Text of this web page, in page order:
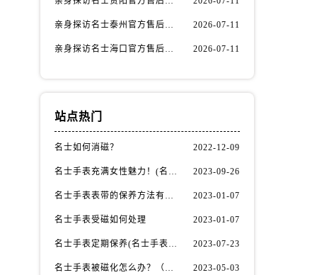
亲身探访名士泰州官方售后服务中心｜最新网点地址及热线（2026年7月最新） 2026-07-11
亲身探访名士海口官方售后服务中心｜全部地址与售后电话（2026年7月最新） 2026-07-11
站点热门
名士如何消磁？ 2022-12-09
名士手表充满女性魅力！(名士手表推荐！) 2023-09-26
名士手表表带的保养方法有哪些？ 2023-01-07
名士手表受磁如何处理 2023-01-07
名士手表定期保养(名士手表的保养方法) 2023-07-23
名士手表被磁化怎么办？（名士手表磁化处理方法） 2023-05-03